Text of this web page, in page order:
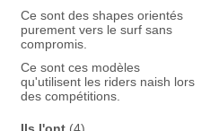
Ce sont des shapes orientés
purement vers le surf sans
compromis.
Ce sont ces modèles
qu'utilisent les riders naish lors
des compétitions.